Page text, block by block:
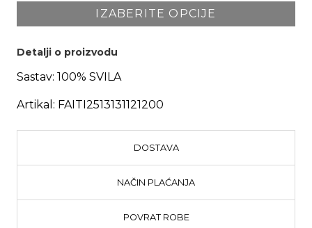
IZABERITE OPCIJE
Detalji o proizvodu
Sastav: 100% SVILA
Artikal: FAITI2513131121200
DOSTAVA
NAČIN PLAĆANJA
POVRAT ROBE